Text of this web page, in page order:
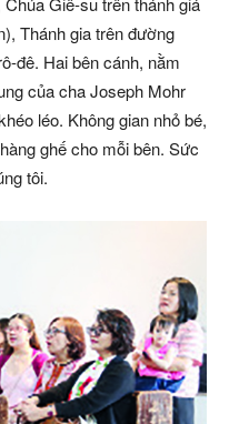
Thánh gia trên đường
đê. Hai bên cánh, nằm
của cha Joseph Mohr
léo. Không gian nhỏ bé,
ghế cho mỗi bên. Sức
tôi.